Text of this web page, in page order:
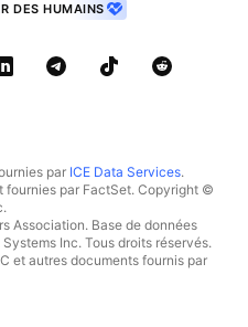
DES HUMAINS
par ICE Data Services.
fournies par FactSet. Copyright ©
Association. Base de données
Inc. Tous droits réservés.
et autres documents fournis par